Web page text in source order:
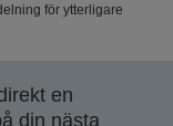
för ytterligare
en
din nästa